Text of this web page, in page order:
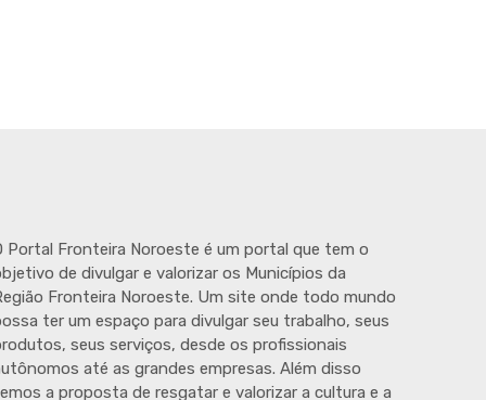
Portal Fronteira Noroeste é um portal que tem o
de divulgar e valorizar os Municípios da
Fronteira Noroeste. Um site onde todo mundo
ter um espaço para divulgar seu trabalho, seus
seus serviços, desde os profissionais
até as grandes empresas. Além disso
a proposta de resgatar e valorizar a cultura e a